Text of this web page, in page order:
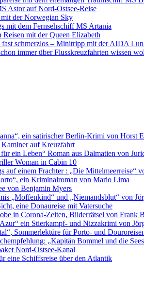
Astor auf Nord-Ostsee-Reise
mit der Norwegian Sky
mit dem Fernsehschiff MS Artania
mit der Queen Elizabeth
schmerzlos – Minitripp mit der AIDA
immer über Flusskreuzfahrten wissen
ein satirischer Berlin-Krimi von Horst
auf Kreuzfahrt
ein Leben“ Roman aus Dalmatien von
Woman in Cabin 10
auf einem Frachter : „Die Mittelmeerreise“
ein Kriminalroman von Mario Lima
von Benjamin Myers
„Moffenkind“ und „Niemandsblut“ von
eine Donaureise mit Vatersuche
in Corona-Zeiten, Bilderrätsel von Frank
ein Stierkampf- und Nizzakrimi von
Sommerlektüre für Porto- und
„Kapitän Bommel und die
Nord-Ostsee-Kanal
eine Schiffsreise über den Atlantik